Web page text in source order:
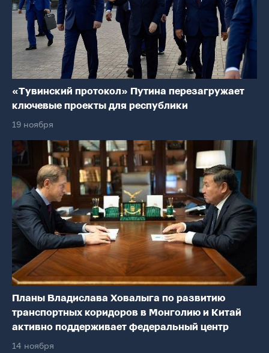
«Тувинский протокол» Путина перезагружает
ключевые проекты для республики
19 ноября
Планы Владислава Ховалыга по развитию
транспортных коридоров в Монголию и Китай
активно поддерживает федеральный центр
14 ноября